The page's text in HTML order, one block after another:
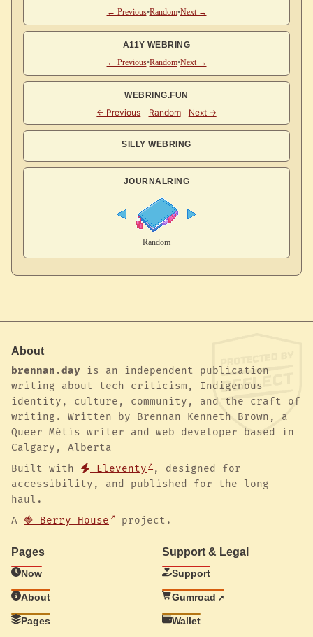
← Previous•Random•Next →
A11Y WEBRING
← Previous•Random•Next →
WEBRING.FUN
SILLY WEBRING
JOURNALRING
About
brennan.day is an independent publication
writing about tech criticism, Indigenous
identity, culture, community, and the craft of
writing. Written by Brennan Kenneth Brown, a
Queer Métis writer and web developer based in
Calgary, Alberta
Built with
Eleventy
, designed for
accessibility, and published for the long
haul.
A 🍓 Berry House project.
Pages
Now
About
Pages
Support & Legal
Support
Gumroad
Wallet